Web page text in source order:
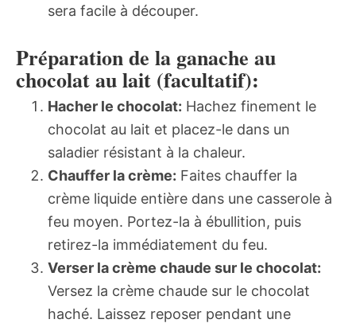
sera facile à découper.
Préparation de la ganache au
chocolat au lait (facultatif):
Hacher le chocolat: Hachez finement le
chocolat au lait et placez-le dans un
saladier résistant à la chaleur.
Chauffer la crème: Faites chauffer la
crème liquide entière dans une casserole à
feu moyen. Portez-la à ébullition, puis
retirez-la immédiatement du feu.
Verser la crème chaude sur le chocolat:
Versez la crème chaude sur le chocolat
haché. Laissez reposer pendant une